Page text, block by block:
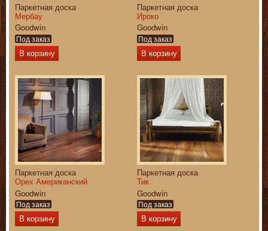
Паркетная доска
Мербау
Goodwin
Под заказ
В корзину
Паркетная доска
Ироко
Goodwin
Под заказ
В корзину
Паркетная доска
Орех Американский
Goodwin
Под заказ
В корзину
Паркетная доска
Тик
Goodwin
Под заказ
В корзину